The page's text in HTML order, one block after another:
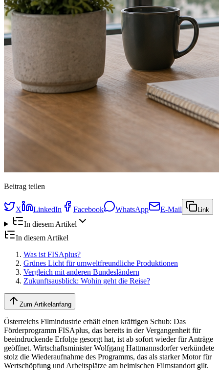
Beitrag teilen
X LinkedIn Facebook WhatsApp E-Mail Link
In diesem Artikel
In diesem Artikel
Was ist FISAplus?
Grünes Licht für umweltfreundliche Produktionen
Vergleich mit anderen Bundesländern
Zukunftsausblick: Wohin geht die Reise?
Zum Artikelanfang
Österreichs Filmindustrie erhält einen kräftigen Schub: Das
Förderprogramm FISAplus, das bereits in der Vergangenheit für
beeindruckende Erfolge gesorgt hat, ist ab sofort wieder für Anträge
geöffnet. Wirtschaftsminister Wolfgang Hattmannsdorfer verkündete
stolz die Wiederaufnahme des Programms, das als starker Motor für
Wertschöpfung und Arbeitsplätze am heimischen Filmstandort gilt.